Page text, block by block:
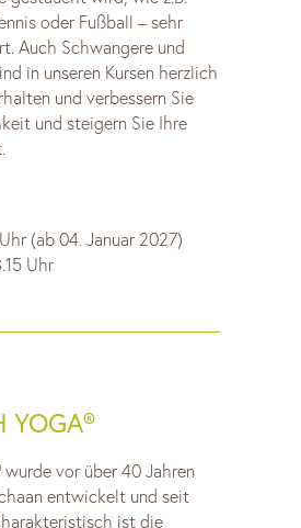
oder Fußball – sehr
Auch Schwangere und
in unseren Kursen herzlich
und verbessern Sie
und steigern Sie Ihre
(ab 04. Januar 2027)
Uhr
YOGA®
wurde vor über 40 Jahren
entwickelt und seit
ist die